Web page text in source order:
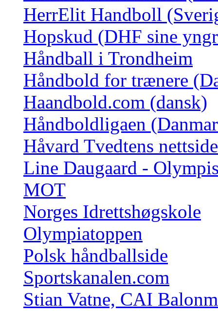
HerrElit Handboll
Hopskud (DHF sine
Håndball i Trondheim
Håndbold for trænere
Haandbold.com (dansk)
Håndboldligaen
Håvard Tvedtens
Line Daugaard -
MOT
Norges Idrettshøgskole
Olympiatoppen
Polsk håndballside
Sportskanalen.com
Stian Vatne, CAI